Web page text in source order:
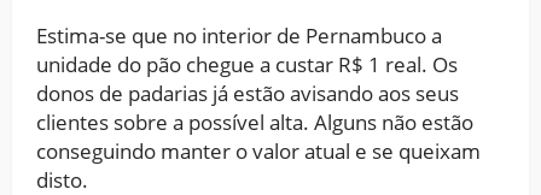
Estima-se que no interior de Pernambuco a
unidade do pão chegue a custar R$ 1 real. Os
donos de padarias já estão avisando aos seus
clientes sobre a possível alta. Alguns não estão
conseguindo manter o valor atual e se queixam
disto.